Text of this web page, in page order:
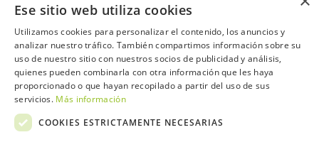
Contacta con el equipo de NextCaddy
Opina Contacta
Ese sitio web utiliza cookies
Utilizamos cookies para personalizar el contenido, los anuncios y
analizar nuestro tráfico. También compartimos información sobre su
uso de nuestro sitio con nuestros socios de publicidad y análisis,
quienes pueden combinarla con otra información que les haya
proporcionado o que hayan recopilado a partir del uso de sus
servicios. Más información
COOKIES ESTRICTAMENTE NECESARIAS